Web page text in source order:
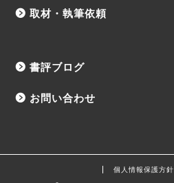
取材・執筆依頼
書評ブログ
お問い合わせ
個人情報保護方針